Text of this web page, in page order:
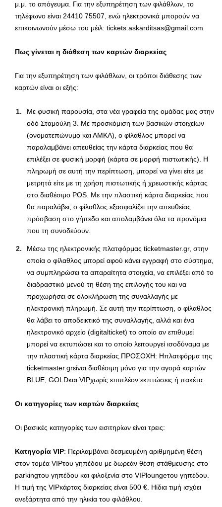
μ.μ. το απόγευμα. Για την εξυπηρέτηση των φιλάθλων, το
τηλέφωνο είναι 24410 75507, ενώ ηλεκτρονικά μπορούν να
επικοινωνούν μέσω του μέιλ: tickets.askarditsas@gmail.com
Πως γίνεται η διάθεση των καρτών διαρκείας
Για την εξυπηρέτηση των φιλάθλων, οι τρόποι διάθεσης των
καρτών είναι οι εξής:
Με φυσική παρουσία, στα νέα γραφεία της ομάδας μας στην
οδό Σταμούλη 3. Με προσκόμιση των βασικών στοιχείων
(ονοματεπώνυμο και ΑΜΚΑ), ο φίλαθλος μπορεί να
παραλαμβάνει απευθείας την κάρτα διαρκείας που θα
επιλέξει σε φυσική μορφή (κάρτα σε μορφή πιστωτικής). Η
πληρωμή σε αυτή την περίπτωση, μπορεί να γίνει είτε με
μετρητά είτε με τη χρήση πιστωτικής ή χρεωστικής κάρτας
στο διαθέσιμο POS. Με την πλαστική κάρτα διαρκείας που
θα παραλάβει, ο φίλαθλος εξασφαλίζει την απευθείας
πρόσβαση στο γήπεδο και απολαμβάνει όλα τα προνόμια
που τη συνοδεύουν.
Μέσω της ηλεκτρονικής πλατφόρμας ticketmaster.gr, στην
οποία ο φίλαθλος μπορεί αφού κάνει εγγραφή στο σύστημα,
να συμπληρώσει τα απαραίτητα στοιχεία, να επιλέξει από το
διαδραστικό μενού τη θέση της επιλογής του και να
προχωρήσει σε ολοκλήρωση της συναλλαγής με
ηλεκτρονική πληρωμή. Σε αυτή την περίπτωση, ο φίλαθλος
θα λάβει το αποδεικτικό της συναλλαγής, αλλά και ένα
ηλεκτρονικό αρχείο (digitalticket) το οποίο αν επιθυμεί
μπορεί να εκτυπώσει και το οποίο λειτουργεί ισοδύναμα με
την πλαστική κάρτα διαρκείας.ΠΡΟΣΟΧΗ: Hπλατφόρμα της
ticketmaster.grείναι διαθέσιμη μόνο για την αγορά καρτών
BLUE, GOLDκαι VIPχωρίς επιπλέον εκπτώσεις ή πακέτα.
Οι κατηγορίες των καρτών διαρκείας
Οι βασικές κατηγορίες των εισιτηρίων είναι τρεις:
Κατηγορία VIP: Περιλαμβάνει δεσμευμένη αριθμημένη θέση
στον τομέα VIPτου γηπέδου με δωρεάν θέση στάθμευσης στο
parkingτου γηπέδου και φιλοξενία στο VIPloungeτου γηπέδου.
Η τιμή της VIPκάρτας διαρκείας είναι 500 €. Hίδια τιμή ισχύει
ανεξάρτητα από την ηλικία του φιλάθλου.